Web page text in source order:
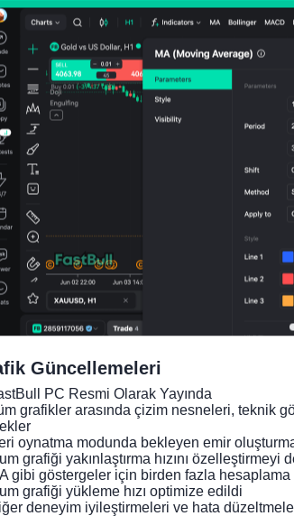
Güncellemeleri
PC Resmi Olarak Yayında
grafikler arasında çizim nesneleri, teknik
oynatma modunda bekleyen emir
grafiği yakınlaştırma hızını özelleştirmeyi
gibi göstergeler için birden fazla
grafiği yükleme hızı optimize edildi
deneyim iyileştirmeleri ve hata